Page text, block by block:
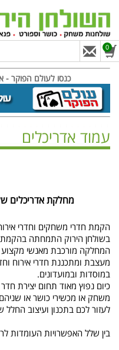
0
כנסו לעולם הפוקר -
עמוד אדריכלים
מחלקת אדריכלים
הקמת חדרי משחקים וחדרי
בשולחן הירוק התמחתה בהקמת
המחלקה מורכבת מאנשי מקצוע
מעצבת ומתכננת חדרי אירוח
במוסדות ובמועדונים.
כיום נפוץ מאוד תחום יצירת
משחק או מכשירי כושר או
לעזור לכם בתכנון ועיצוב החלל
בין שלל האפשרויות העומדות